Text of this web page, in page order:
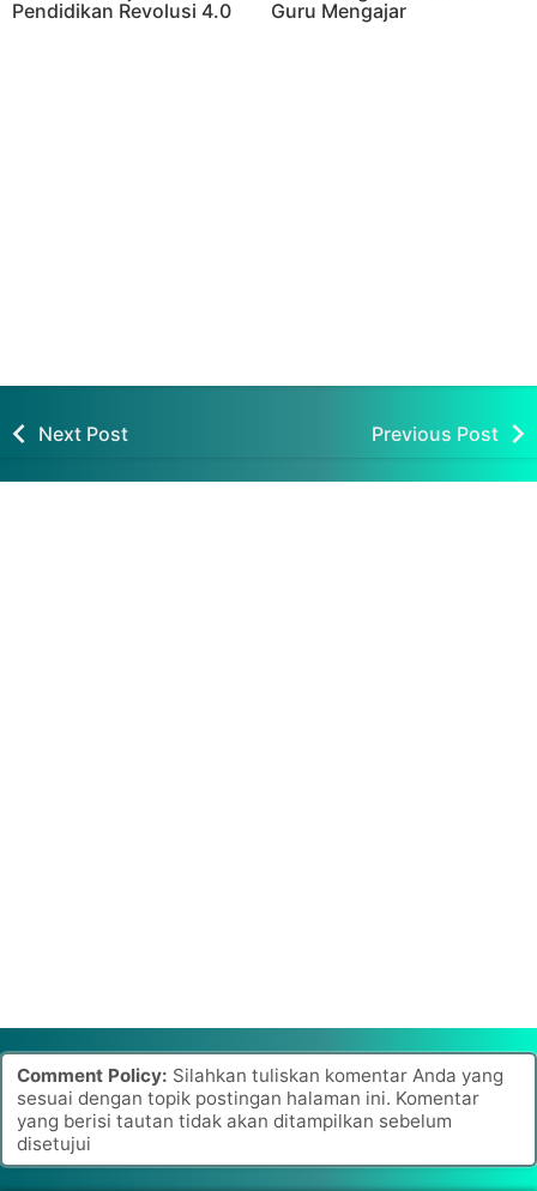
Pendidikan Revolusi 4.0
Guru Mengajar
Next Post Previous Post
Comment Policy: Silahkan tuliskan komentar Anda yang
sesuai dengan topik postingan halaman ini. Komentar
yang berisi tautan tidak akan ditampilkan sebelum
disetujui